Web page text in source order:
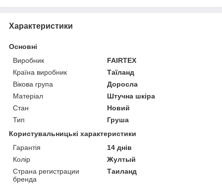
Характеристики
Основні
Виробник
FAIRTEX
Країна виробник
Таїланд
Вікова група
Доросла
Матеріал
Штучна шкіра
Стан
Новий
Тип
Груша
Користувальницькі характеристики
Гарантія
14 днів
Колір
Жултый
Страна регистрации
бренда
Таиланд